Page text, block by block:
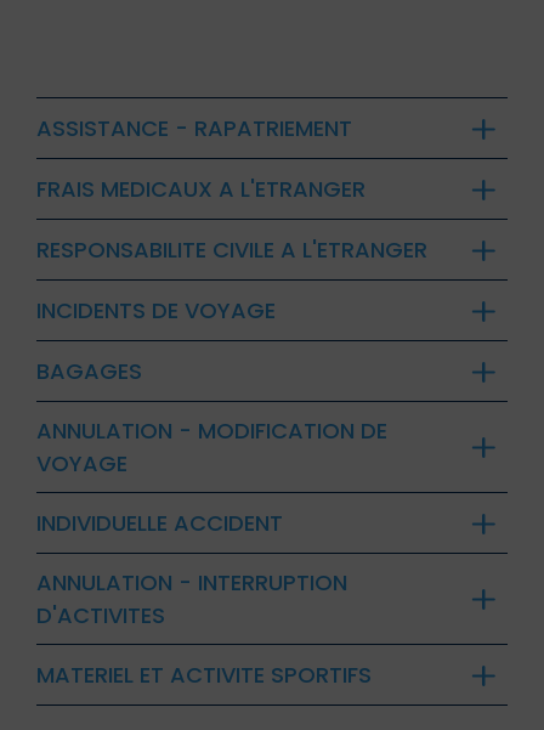
ASSISTANCE - RAPATRIEMENT
FRAIS MEDICAUX A L'ETRANGER
RESPONSABILITE CIVILE A L'ETRANGER
INCIDENTS DE VOYAGE
BAGAGES
ANNULATION - MODIFICATION DE
VOYAGE
INDIVIDUELLE ACCIDENT
ANNULATION - INTERRUPTION
D'ACTIVITES
MATERIEL ET ACTIVITE SPORTIFS